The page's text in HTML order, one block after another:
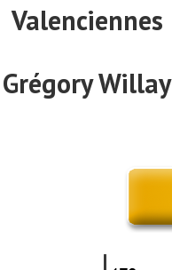
Valenciennes
Grégory Willay